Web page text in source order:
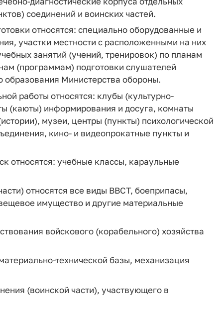
соединений и воинских частей.
относятся: специально оборудованные и
участки местности с расположенными на них
занятий (учений, тренировок) по планам
(программам) подготовки слушателей
образования Министерства обороны.
работы относятся: клубы (культурно-
(каюты) информирования и досуга, комнаты
музеи, центры (пункты) психологической
кино- и видеопрокатные пункты и
относятся: учебные классы, караульные
относятся все виды ВВСТ, боеприпасы,
имущество и другие материальные
войскового (корабельного) хозяйства
технической базы, механизация
(воинской части), участвующего в